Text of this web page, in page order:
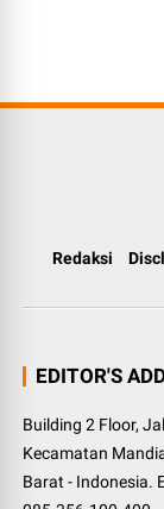
Redaksi
EDITOR'S
Building 2 Floor,
Kecamatan
Barat - Indonesia.